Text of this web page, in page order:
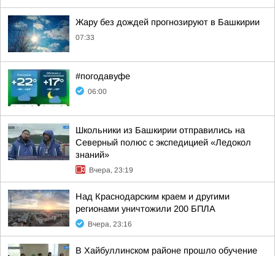
Жару без дождей прогнозируют в Башкирии
07:33
#погодавуфе
06:00
Школьники из Башкирии отправились на
Северный полюс с экспедицией «Ледокол
знаний»
Вчера, 23:19
Над Краснодарским краем и другими
регионами уничтожили 200 БПЛА
Вчера, 23:16
В Хайбуллинском районе прошло обучение